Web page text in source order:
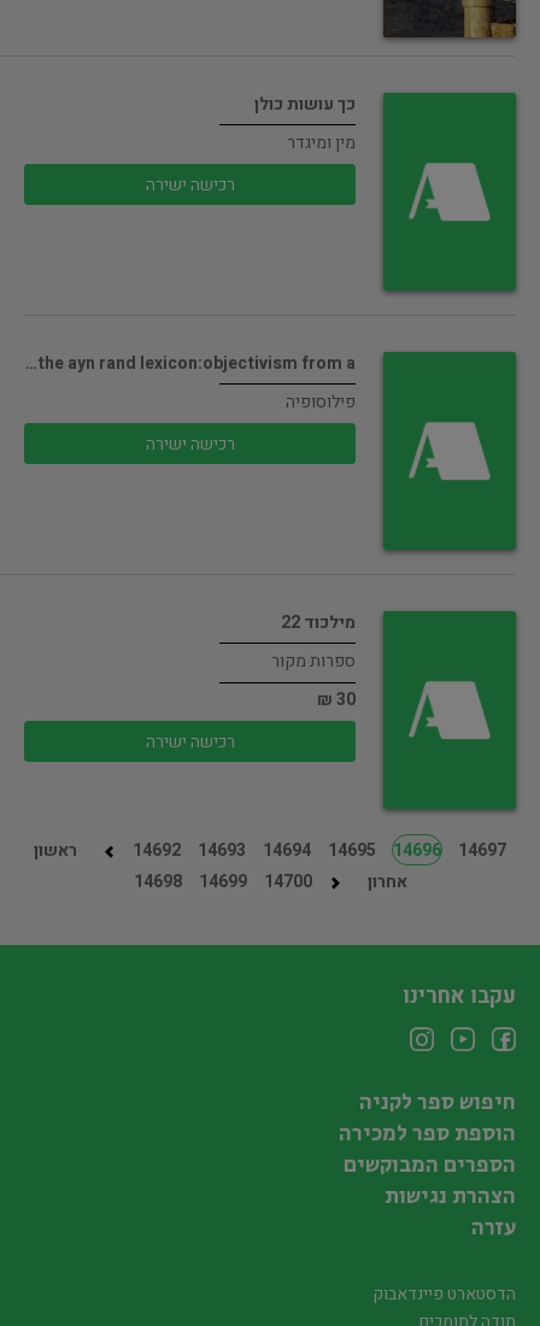
כך עושות כולן
מין ומיגדר
רכישה ישירה
the ayn rand lexicon:objectivism from a…
פילוסופיה
רכישה ישירה
מילכוד 22
ספרות מקור
30 ₪
רכישה ישירה
ראשון 14692 14693 14694 14695 14696
14697
14698
14699 14700 אחרון
עקבו אחרינו
חיפוש ספר לקניה
הוספת ספר למכירה
הספרים המבוקשים
הצהרת נגישות
עזרה
הדסטארט פיינדאבוק